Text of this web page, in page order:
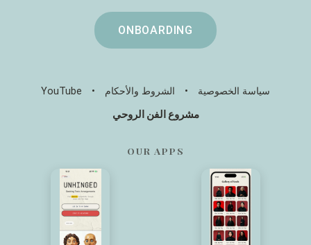
ONBOARDING
سياسة الخصوصية • الشروط والأحكام •
YouTube
مشروع الفن الروحي
OUR APPS